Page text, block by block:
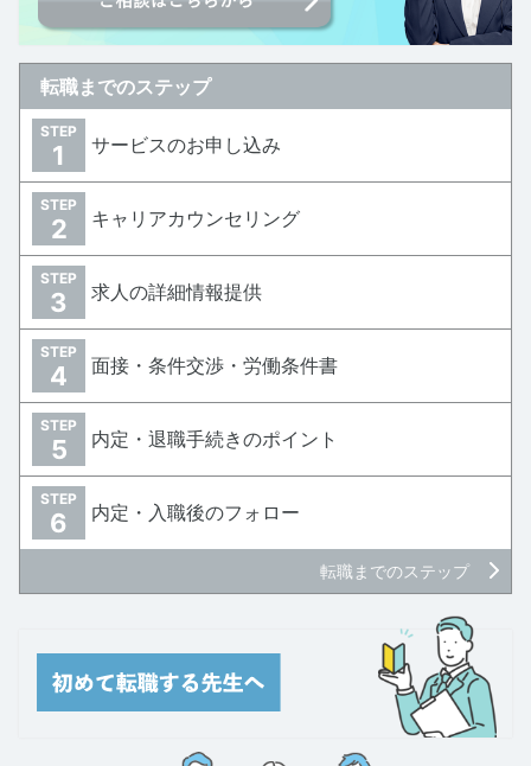
転職までのステップ
STEP
1 サービスのお申し込み
STEP
2 キャリアカウンセリング
STEP
3 求人の詳細情報提供
STEP
4 面接・条件交渉・労働条件書
STEP
5 内定・退職手続きのポイント
STEP
6 内定・入職後のフォロー
転職までのステップ